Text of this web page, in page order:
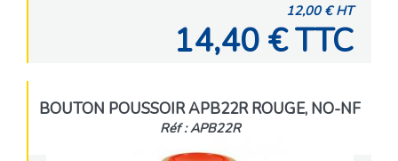
12,00 € HT
14,40 € TTC
BOUTON POUSSOIR APB22R ROUGE, NO-NF
Réf : APB22R